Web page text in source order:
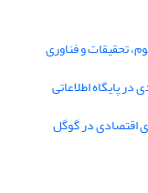
تحقیقات و فناوری
پایگاه اطلاعاتی
اقتصادی در گوگل